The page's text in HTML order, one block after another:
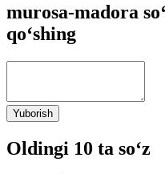
murosa-madora
qo‘shing
Yuborish
Oldingi 10 ta so‘z